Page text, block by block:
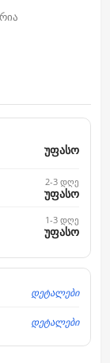
უფასო
2-3 დღე
უფასო
1-3 დღე
უფასო
დეტალები
დეტალები